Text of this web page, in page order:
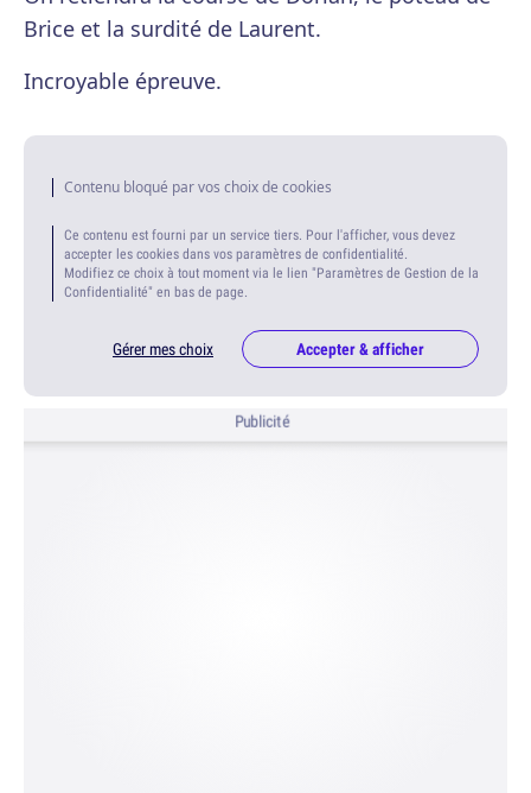
Brice et la surdité de Laurent.
Incroyable épreuve.
Contenu bloqué par vos choix de cookies
Ce contenu est fourni par un service tiers. Pour l'afficher, vous devez
accepter les cookies dans vos paramètres de confidentialité.
Modifiez ce choix à tout moment via le lien "Paramètres de Gestion de la
Confidentialité" en bas de page.
Gérer mes choix Accepter & afficher
Publicité